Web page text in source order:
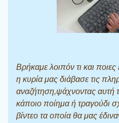
Βρήκαμε λοιπόν τι και ποιες
η κυρία μας διάβασε τις
αναζήτηση,ψάχνοντας αυτή
κάποιο ποίημα ή τραγούδι
βίντεο τα οποία θα μας